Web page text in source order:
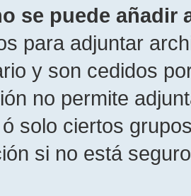
se puede añadir
para adjuntar
y son cedidos
no permite
solo ciertos
si no está